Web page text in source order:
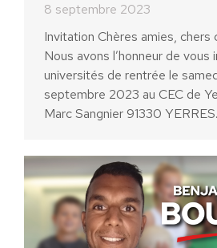
8 septembre 2023
Invitation Chères amies, chers
Nous avons l’honneur de vous
universités de rentrée le
septembre 2023 au CEC de
Marc Sangnier 91330